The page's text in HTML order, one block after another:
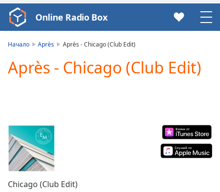
Video
Player
Play
Video
Mute
Current
Time0:00
Duration-:-
Loaded:
Online Radio Box
Начало Après Après - Chicago (Club Edit)
Après - Chicago (Club Edit)
Chicago (Club Edit)